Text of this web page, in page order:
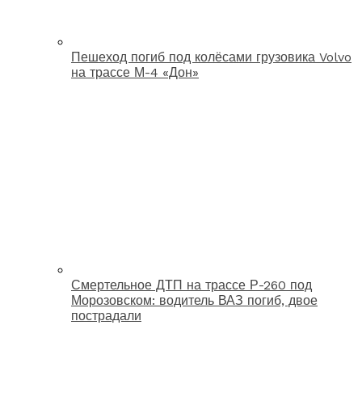
Пешеход погиб под колёсами грузовика Volvo
на трассе М-4 «Дон»
Смертельное ДТП на трассе Р-260 под
Морозовском: водитель ВАЗ погиб, двое
пострадали